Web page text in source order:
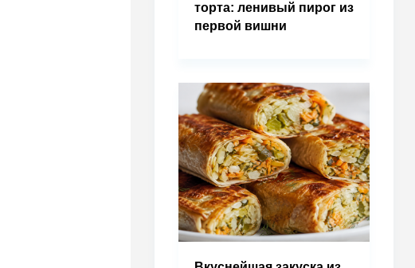
торта: ленивый пирог из
первой вишни